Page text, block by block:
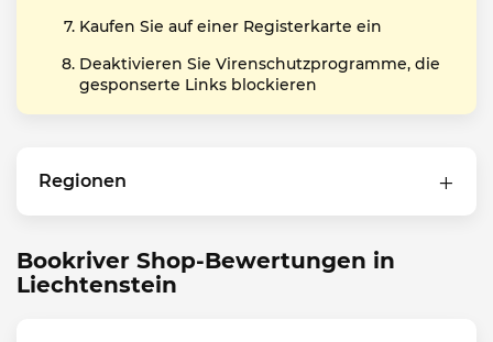
Kaufen Sie auf einer Registerkarte ein
Deaktivieren Sie Virenschutzprogramme, die
gesponserte Links blockieren
Regionen
Bookriver Shop-Bewertungen in
Liechtenstein